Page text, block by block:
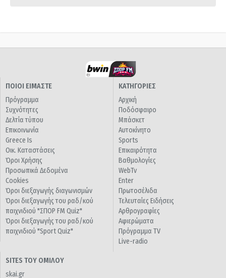
ΠΟΙΟΙ ΕΙΜΑΣΤΕ
Πρόγραμμα
Συχνότητες
Δελτία τύπου
Επικοινωνία
Greece Is
Οικ. Καταστάσεις
Όροι Χρήσης
Προσωπικά Δεδομένα
Cookies
Όροι διεξαγωγής διαγωνισμών
Όροι διεξαγωγής του ραδ/κού
παιχνιδιού "ΣΠΟΡ FM Quiz"
Όροι διεξαγωγής του ραδ/κού
παιχνιδιού "Sport Quiz"
ΚΑΤΗΓΟΡΙΕΣ
Αρχική
Ποδόσφαιρο
Μπάσκετ
Αυτοκίνητο
Sports
Επικαιρότητα
Βαθμολογίες
WebTv
Enter
Πρωτοσέλιδα
Τελευταίες Ειδήσεις
Αρθρογραφίες
Αφιερώματα
Πρόγραμμα TV
Live-radio
SITES ΤΟΥ ΟΜΙΛΟΥ
skai.gr